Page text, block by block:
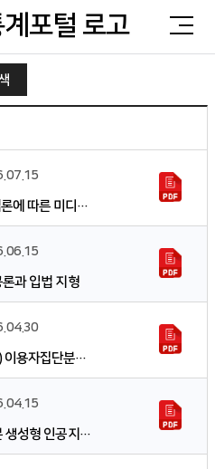
어 이용량 편차 분석
과 입법 지형
심화vs.실질적 인지도 정체
이용 격차: 인지, 이용, 활용